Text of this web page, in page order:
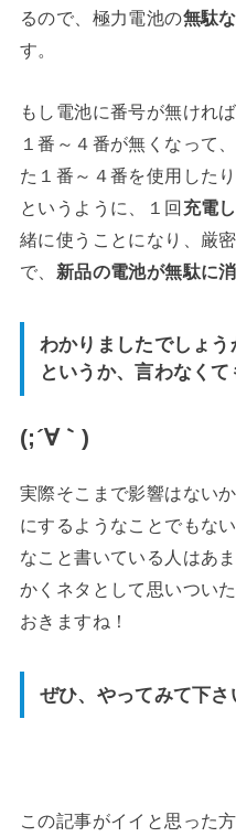
るので、極力電池の無駄
す。
もし電池に番号が無けれ
１番～４番が無くなって
た１番～４番を使用したり
というように、１回 充電
緒に使うことになり、厳
で、 新品の電池が無駄に
わかりましたでしょう
というか、言わなく
(;´∀｀)
実際そこまで影響はない
にするようなことでもな
なこと書いている人はあ
かくネタとして思いつい
おきますね！
ぜひ、やってみて下さ
この記事がイイと思った